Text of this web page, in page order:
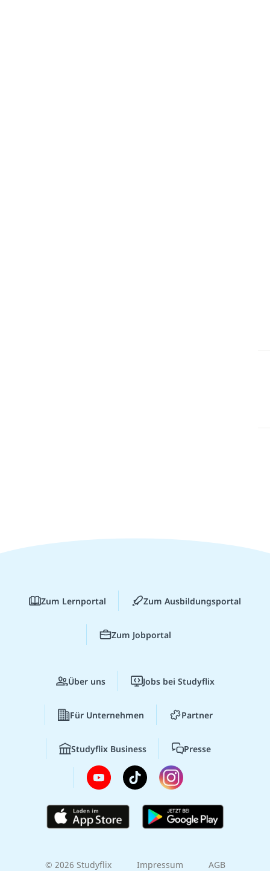
Zum Lernportal Zum Ausbildungsportal
Zum Jobportal
Über uns Jobs bei Studyflix
Für Unternehmen Partner
Studyflix Business Presse
© 2026 Studyflix Impressum AGB